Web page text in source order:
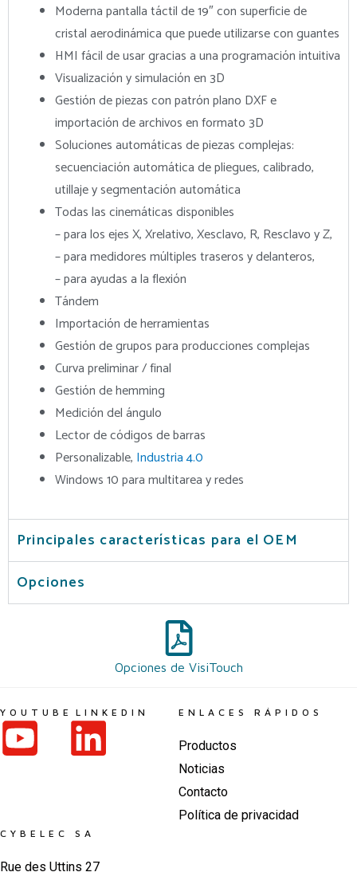
Moderna pantalla táctil de 19″ con superficie de
cristal aerodinámica que puede utilizarse con guantes
HMI fácil de usar gracias a una programación intuitiva
Visualización y simulación en 3D
Gestión de piezas con patrón plano DXF e
importación de archivos en formato 3D
Soluciones automáticas de piezas complejas:
secuenciación automática de pliegues, calibrado,
utillaje y segmentación automática
Todas las cinemáticas disponibles
– para los ejes X, Xrelativo, Xesclavo, R, Resclavo y Z,
– para medidores múltiples traseros y delanteros,
– para ayudas a la flexión
Tándem
Importación de herramientas
Gestión de grupos para producciones complejas
Curva preliminar / final
Gestión de hemming
Medición del ángulo
Lector de códigos de barras
Personalizable, Industria 4.0
Windows 10 para multitarea y redes
Principales características para el OEM
Opciones
Opciones de VisiTouch
CYBELEC SA
Rue des Uttins 27
ENLACES RÁPIDOS
Productos
Noticias
Contacto
Política de privacidad
YOUTUBE LINKEDIN